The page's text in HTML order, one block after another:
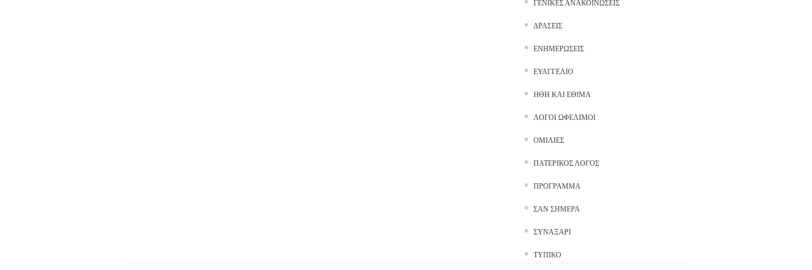
ΓΕΝΙΚΈΣ ΑΝΑΚΟΙΝΏΣΕΙΣ
ΔΡΆΣΕΙΣ
ΕΝΗΜΕΡΏΣΕΙΣ
ΕΥΑΓΓΈΛΙΟ
ΉΘΗ ΚΑΙ ΈΘΙΜΑ
ΛΌΓΟΙ ΩΦΈΛΙΜΟΙ
ΟΜΙΛΊΕΣ
ΠΑΤΕΡΙΚΌΣ ΛΌΓΟΣ
ΠΡΌΓΡΑΜΜΑ
ΣΑΝ ΣΉΜΕΡΑ
ΣΥΝΑΞΆΡΙ
ΤΥΠΙΚΌ